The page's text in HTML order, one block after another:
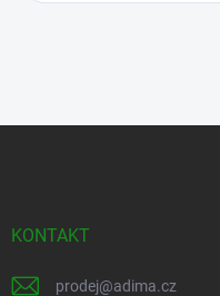
KONTAKT
prodej@adima.cz